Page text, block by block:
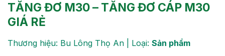
TĂNG ĐƠ M30 – TĂNG ĐƠ CÁP M30
GIÁ RẺ
Thương hiệu: Bu Lông Thọ An | Loại: Sản phẩm